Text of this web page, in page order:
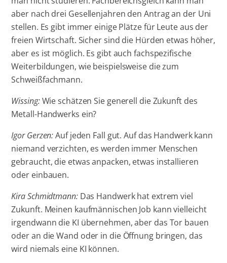
aber nach drei Gesellenjahren den Antrag an der Uni
stellen. Es gibt immer einige Plätze für Leute aus der
freien Wirtschaft. Sicher sind die Hürden etwas höher,
aber es ist möglich. Es gibt auch fachspezifische
Weiterbildungen, wie beispielsweise die zum
Schweißfachmann.
Wissing:Wie schätzen Sie generell die Zukunft des
Metall-Handwerks ein?
Igor Gerzen:Auf jeden Fall gut. Auf das Handwerk kann
niemand verzichten, es werden immer Menschen
gebraucht, die etwas anpacken, etwas installieren
oder einbauen.
Kira Schmidtmann: Das Handwerk hat extrem viel
Zukunft. Meinen kaufmännischen Job kann vielleicht
irgendwann die KI übernehmen, aber das Tor bauen
oder an die Wand oder in die Öffnung bringen, das
wird niemals eine KI können.